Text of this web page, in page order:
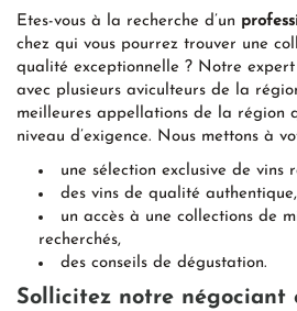
Etes-vous à la recherche d’un
chez qui vous pourrez trouver une
qualité exceptionnelle ? Notre
avec plusieurs aviculteurs de la
meilleures appellations de la région
niveau d’exigence. Nous mettons à
une sélection exclusive de vins
des vins de qualité authentique,
un accès à une collections de
recherchés,
des conseils de dégustation.
Sollicitez notre négociant